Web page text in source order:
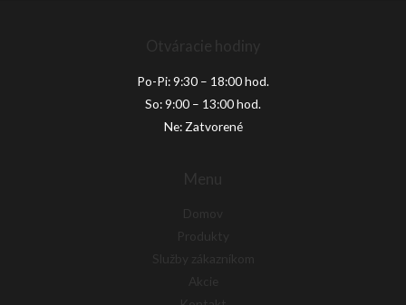
Otváracie hodiny
Po-Pi: 9:30 – 18:00 hod.
So: 9:00 – 13:00 hod.
Ne: Zatvorené
Menu